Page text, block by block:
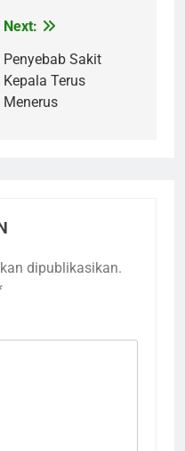
Next:
Penyebab Sakit
Kepala Terus
Menerus
dipublikasikan.